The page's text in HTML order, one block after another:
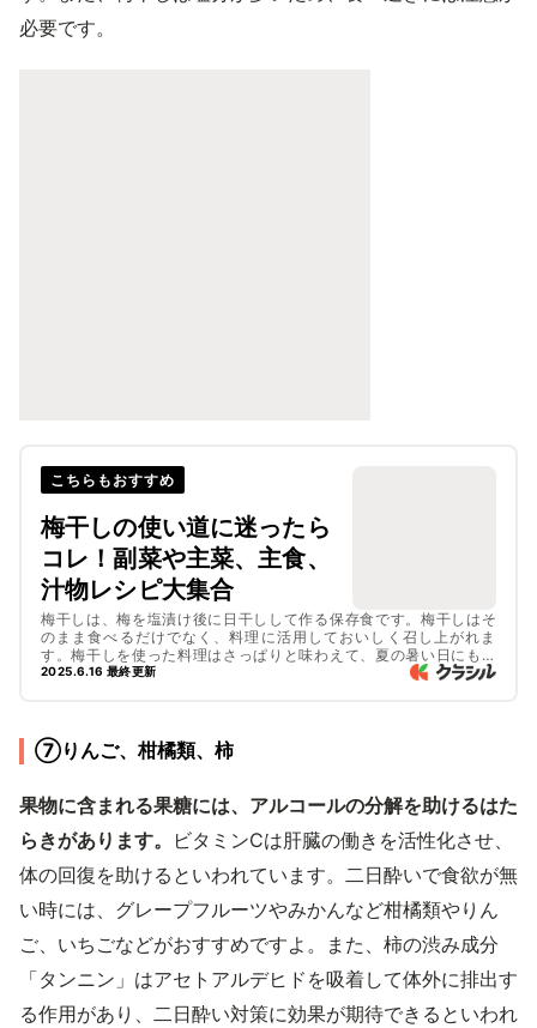
必要です。
こちらもおすすめ
梅干しの使い道に迷ったら
コレ！副菜や主菜、主食、
汁物レシピ大集合
梅干しは、梅を塩漬け後に日干しして作る保存食です。梅干しはそ
のまま食べるだけでなく、料理に活用しておいしく召し上がれま
す。梅干しを使った料理はさっぱりと味わえて、夏の暑い日にもお
すすめですよ。今回は梅干しを使ったおすすめのレシピをご紹介し
2025.6.16 最終更新
⑦りんご、柑橘類、柿
果物に含まれる果糖には、アルコールの分解を助けるはた
らきがあります。
ビタミンCは肝臓の働きを活性化させ、
体の回復を助けるといわれています。二日酔いで食欲が無
い時には、グレープフルーツやみかんなど柑橘類やりん
ご、いちごなどがおすすめですよ。また、柿の渋み成分
「タンニン」はアセトアルデヒドを吸着して体外に排出す
る作用があり、二日酔い対策に効果が期待できるといわれ